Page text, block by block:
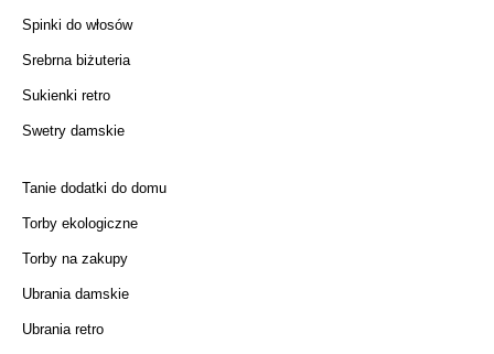
Spinki do włosów
Srebrna biżuteria
Sukienki retro
Swetry damskie
Tanie dodatki do domu
Torby ekologiczne
Torby na zakupy
Ubrania damskie
Ubrania retro